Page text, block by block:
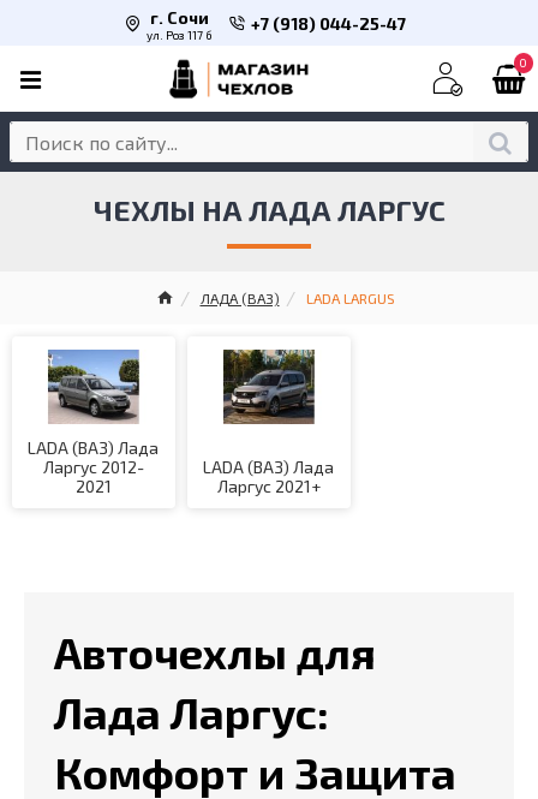
г. Сочи
ул. Роз 117 б
+7 (918) 044-25-47
0
ЛАДА (ВАЗ) LADA LARGUS
ЧЕХЛЫ НА ЛАДА ЛАРГУС
LADA (ВАЗ) Лада
Ларгус 2012-
2021
LADA (ВАЗ) Лада
Ларгус 2021+
Авточехлы для
Лада Ларгус:
Комфорт и Защита